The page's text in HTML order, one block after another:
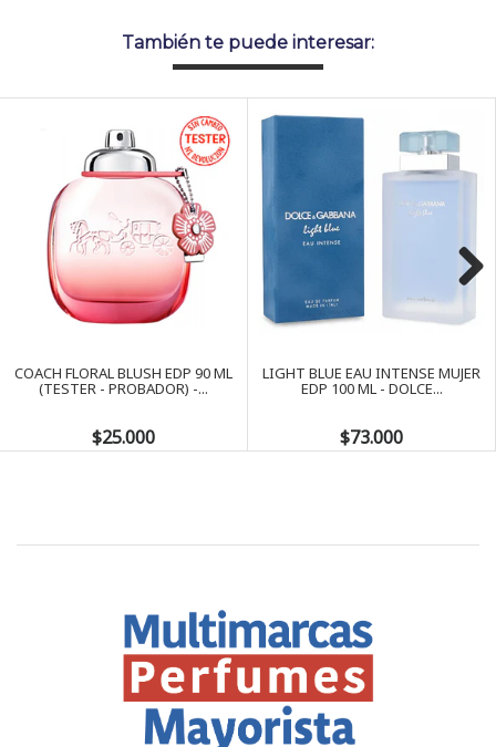
También te puede interesar:
COACH FLORAL BLUSH EDP 90 ML
(TESTER - PROBADOR) -...
$25.000
LIGHT BLUE EAU INTENSE MUJER
EDP 100 ML - DOLCE...
$73.000
Next